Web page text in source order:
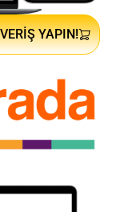
YAPIN!